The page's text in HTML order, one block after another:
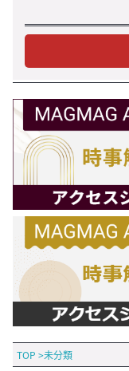
TOP >未分類